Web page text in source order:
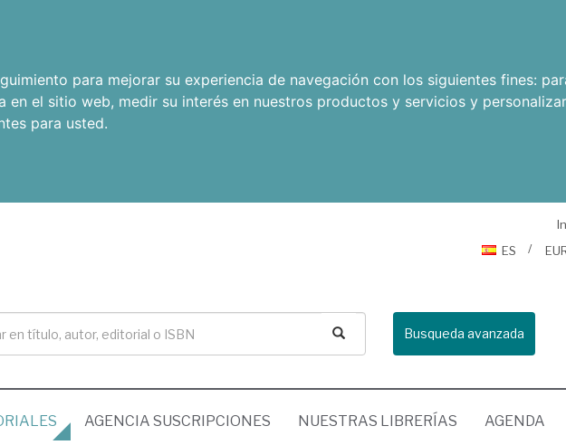
para mejorar su experiencia de navegación con los siguientes fines:
en el sitio web, medir su interés en nuestros productos y servicios y
para usted.
ES
Busqueda avanzada
AGENCIA SUSCRIPCIONES NUESTRAS LIBRERÍAS AGENDA